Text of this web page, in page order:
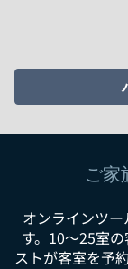
ご家
オンラインツ
す。10～25室
ストが客室を予